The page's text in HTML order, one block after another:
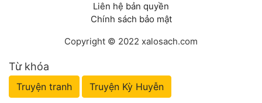
Liên hệ bản quyền
Chính sách bảo mật
Copyright © 2022 xalosach.com
Từ khóa
Truyện tranh Truyện Kỳ Huyễn